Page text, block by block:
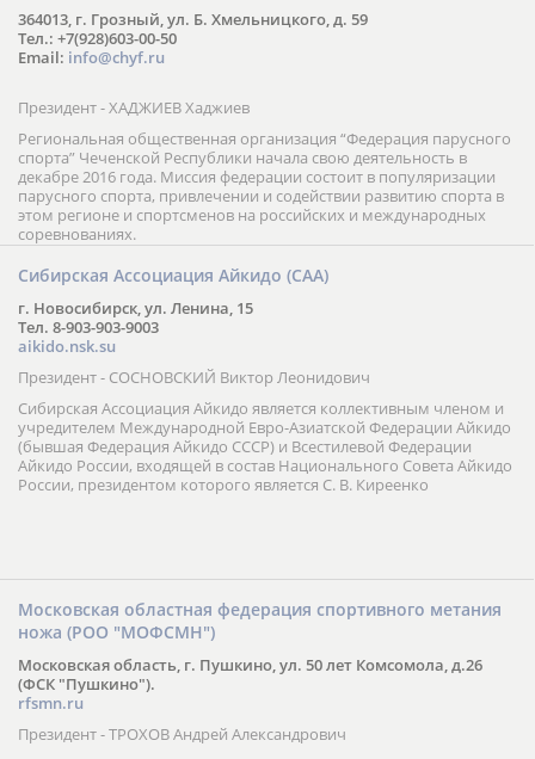
364013, г. Грозный, ул. Б. Хмельницкого, д. 59
Тел.: +7(928)603-00-50
Email: info@chyf.ru
Президент - ХАДЖИЕВ Хаджиев
Региональная общественная организация “Федерация парусного
спорта” Чеченской Республики начала свою деятельность в
декабре 2016 года. Миссия федерации состоит в популяризации
парусного спорта, привлечении и содействии развитию спорта в
этом регионе и спортсменов на российских и международных
соревнованиях.
Сибирская Ассоциация Айкидо (САА)
г. Новосибирск, ул. Ленина, 15
Тел. 8-903-903-9003
aikido.nsk.su
Президент - СОСНОВСКИЙ Виктор Леонидович
Сибирская Ассоциация Айкидо является коллективным членом и
учредителем Международной Евро-Азиатской Федерации Айкидо
(бывшая Федерация Айкидо СССР) и Всестилевой Федерации
Айкидо России, входящей в состав Национального Совета Айкидо
России, президентом которого является С. В. Киреенко
Московская областная федерация спортивного метания
ножа (РОО "МОФСМН")
Московская область, г. Пушкино, ул. 50 лет Комсомола, д.26
(ФСК "Пушкино").
rfsmn.ru
Президент - ТРОХОВ Андрей Александрович